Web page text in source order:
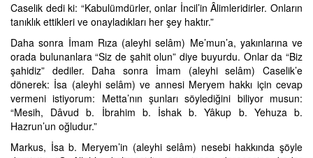
Caselik dedi ki: “Kabulümdürler, onlar İncil’in Âlimleridirler. Onların
tanıklık ettikleri ve onayladıkları her şey haktır.”
Daha sonra İmam Rıza (aleyhi selâm) Me’mun’a, yakınlarına ve
orada bulunanlara “Siz de şahit olun” diye buyurdu. Onlar da “Biz
şahidiz” dediler. Daha sonra İmam (aleyhi selâm) Caselik’e
dönerek: İsa (aleyhi selâm) ve annesi Meryem hakkı için cevap
vermeni istiyorum: Metta’nın şunları söylediğini biliyor musun:
“Mesih, Dâvud b. İbrahim b. İshak b. Yâkup b. Yehuza b.
Hazrun’un oğludur.”
Markus, İsa b. Meryem’in (aleyhi selâm) nesebi hakkında şöyle